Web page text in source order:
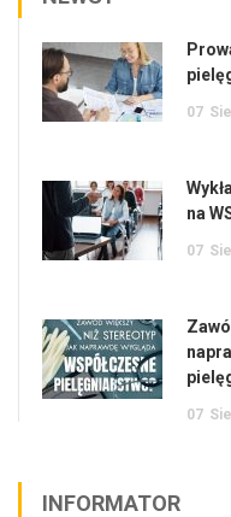
07 Sie
na
07 Sie
07 Sie
INFORMATOR